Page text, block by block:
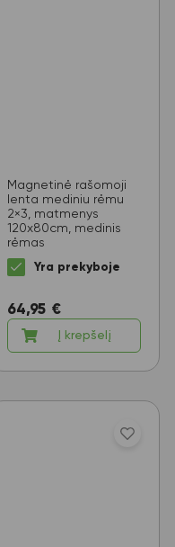
Magnetinė rašomoji
lenta mediniu rėmu
2×3, matmenys
120x80cm, medinis
rėmas
Yra prekyboje
64,95 €
Į krepšelį